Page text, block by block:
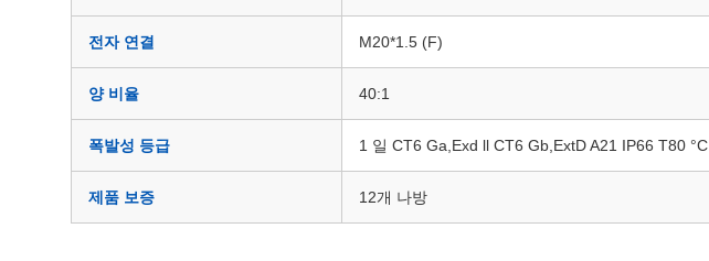
전자 연결 M20*1.5 (F)
양 비율 40:1
폭발성 등급 1 일 CT6 Ga,Exd ll CT6 Gb,ExtD A21 IP66 T80 °C
제품 보증 12개 나방